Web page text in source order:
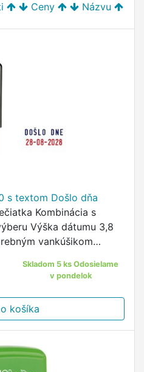
Ceny Názvu
s textom Došlo dňa
Kombinácia s
Výška dátumu 3,8
vankúšikom
modrý 666.656,
Skladom 5 ks Odosielame
v pondelok
košíka